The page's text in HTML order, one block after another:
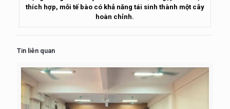
thích hợp, mỗi tế bào có khả năng tái sinh thành một cây
hoàn chỉnh.
Tin liên quan